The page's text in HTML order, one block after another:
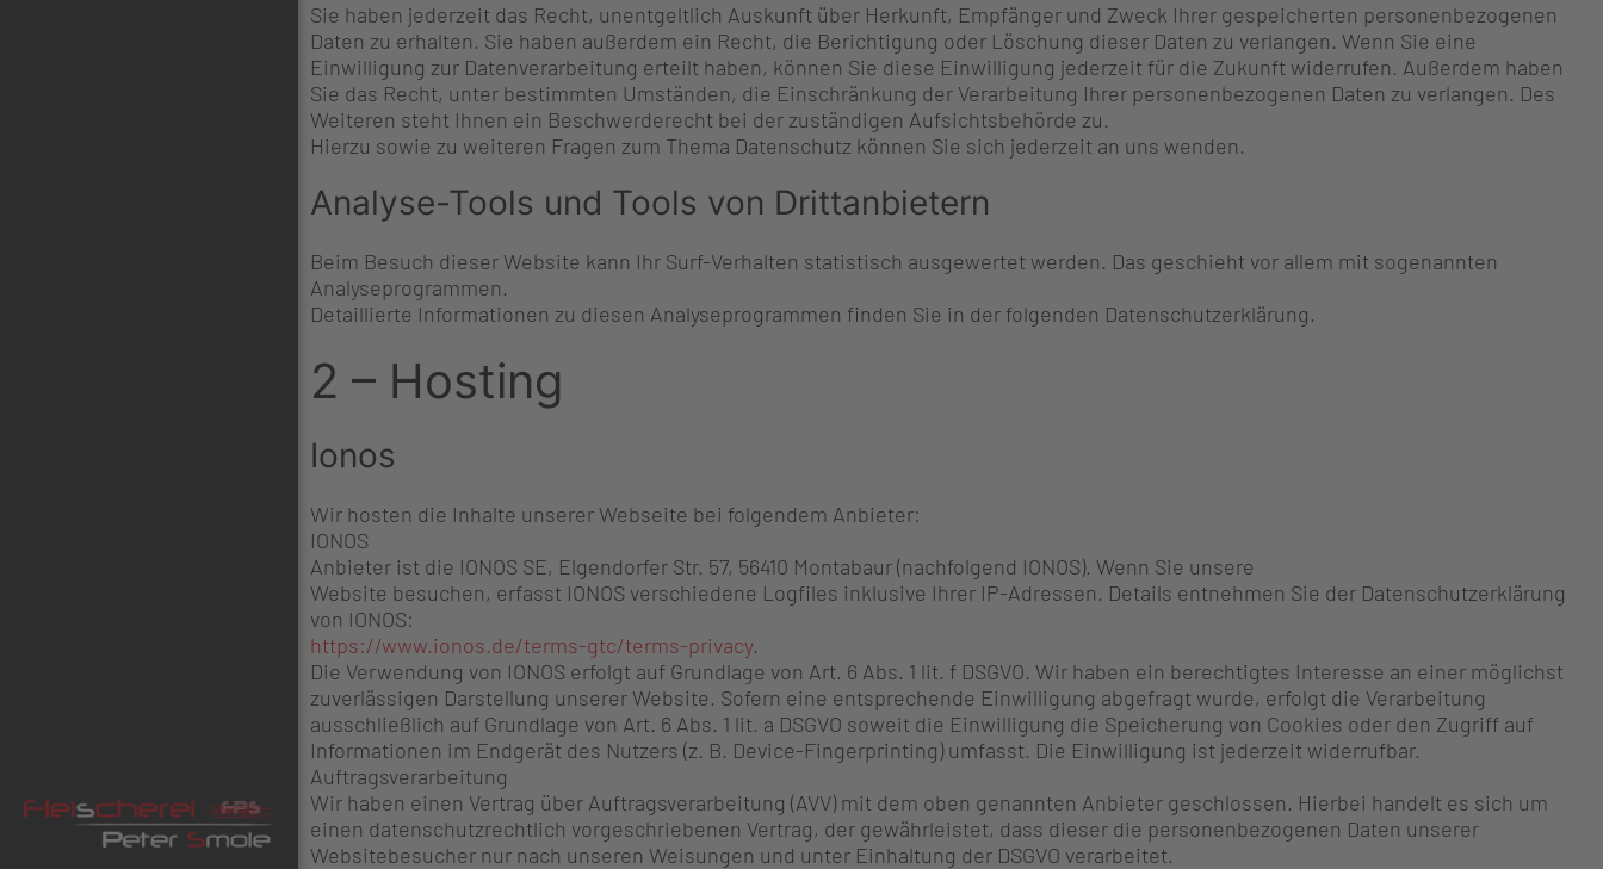
Sie haben jederzeit das Recht, unentgeltlich Auskunft über Herkunft, Empfänger und Zweck Ihrer gespeicherten personenbezogenen
Daten zu erhalten. Sie haben außerdem ein Recht, die Berichtigung oder Löschung dieser Daten zu verlangen. Wenn Sie eine
Einwilligung zur Datenverarbeitung erteilt haben, können Sie diese Einwilligung jederzeit für die Zukunft widerrufen. Außerdem haben
Sie das Recht, unter bestimmten Umständen, die Einschränkung der Verarbeitung Ihrer personenbezogenen Daten zu verlangen. Des
Weiteren steht Ihnen ein Beschwerderecht bei der zuständigen Aufsichtsbehörde zu.
Hierzu sowie zu weiteren Fragen zum Thema Datenschutz können Sie sich jederzeit an uns wenden.
Analyse-Tools und Tools von Drittanbietern
Beim Besuch dieser Website kann Ihr Surf-Verhalten statistisch ausgewertet werden. Das geschieht vor allem mit sogenannten
Analyseprogrammen.
Detaillierte Informationen zu diesen Analyseprogrammen finden Sie in der folgenden Datenschutzerklärung.
2 – Hosting
Ionos
Wir hosten die Inhalte unserer Webseite bei folgendem Anbieter:
IONOS
Anbieter ist die IONOS SE, Elgendorfer Str. 57, 56410 Montabaur (nachfolgend IONOS). Wenn Sie unsere
Website besuchen, erfasst IONOS verschiedene Logfiles inklusive Ihrer IP-Adressen. Details entnehmen Sie der Datenschutzerklärung
von IONOS:
https://www.ionos.de/terms-gtc/terms-privacy.
Die Verwendung von IONOS erfolgt auf Grundlage von Art. 6 Abs. 1 lit. f DSGVO. Wir haben ein berechtigtes Interesse an einer möglichst
zuverlässigen Darstellung unserer Website. Sofern eine entsprechende Einwilligung abgefragt wurde, erfolgt die Verarbeitung
ausschließlich auf Grundlage von Art. 6 Abs. 1 lit. a DSGVO soweit die Einwilligung die Speicherung von Cookies oder den Zugriff auf
Informationen im Endgerät des Nutzers (z. B. Device-Fingerprinting) umfasst. Die Einwilligung ist jederzeit widerrufbar.
Auftragsverarbeitung
Wir haben einen Vertrag über Auftragsverarbeitung (AVV) mit dem oben genannten Anbieter geschlossen. Hierbei handelt es sich um
einen datenschutzrechtlich vorgeschriebenen Vertrag, der gewährleistet, dass dieser die personenbezogenen Daten unserer
Websitebesucher nur nach unseren Weisungen und unter Einhaltung der DSGVO verarbeitet.